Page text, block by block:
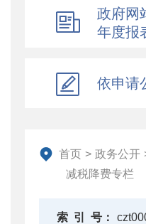
政府网
年度报
依申请
首页 > 政务公开
减税降费专栏
索 引 号：